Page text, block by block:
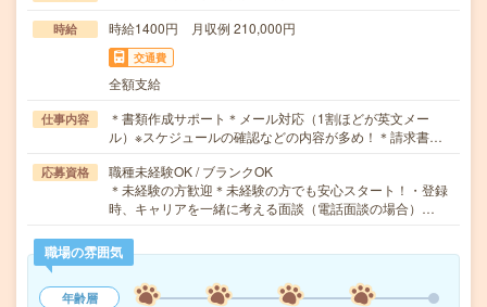
時給 時給1400円 月収例 210,000円
交通費
全額支給
仕事内容
＊書類作成サポート＊メール対応（1割ほどが英文メー
ル）※スケジュールの確認などの内容が多め！＊請求書…
応募資格
職種未経験OK / ブランクOK
＊未経験の方歓迎＊未経験の方でも安心スタート！・登録
時、キャリアを一緒に考える面談（電話面談の場合）…
職場の雰囲気
年齢層